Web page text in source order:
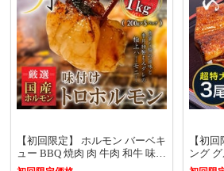
【初回限定】 ホルモン バーベキ
ュー BBQ 焼肉 肉 牛肉 和牛 味付
けトロホルモン もつ 小腸 メガ
【初
ング
なぎ 超